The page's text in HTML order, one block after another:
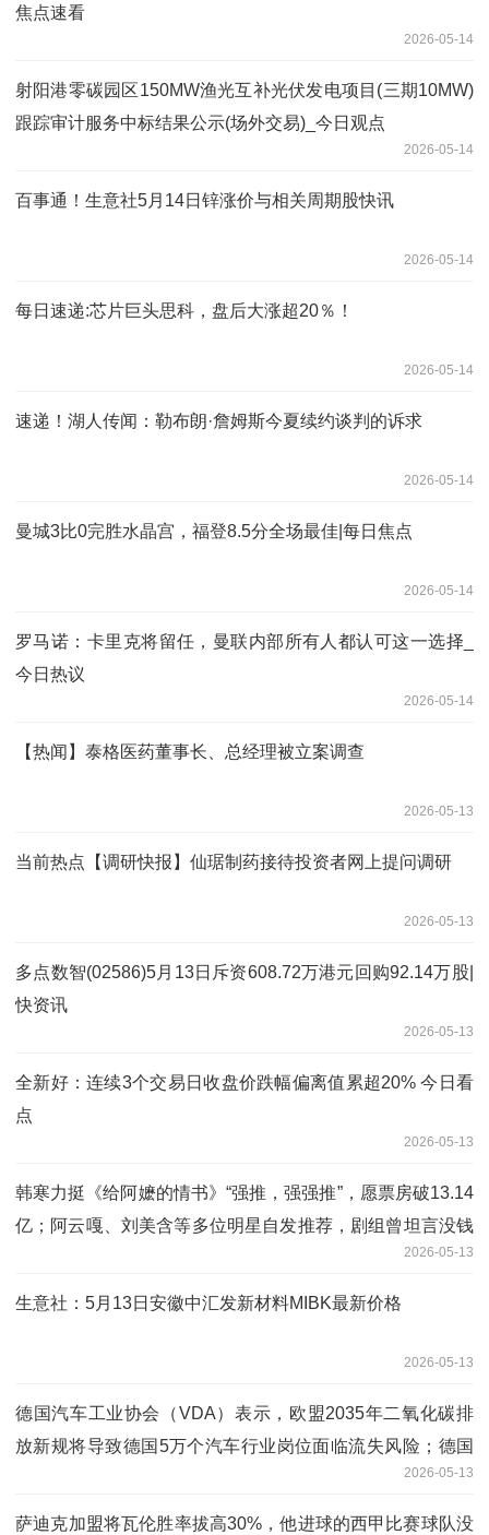
焦点速看
2026-05-14
射阳港零碳园区150MW渔光互补光伏发电项目(三期10MW)
跟踪审计服务中标结果公示(场外交易)_今日观点
2026-05-14
百事通！生意社5月14日锌涨价与相关周期股快讯
2026-05-14
每日速递:芯片巨头思科，盘后大涨超20％！
2026-05-14
速递！湖人传闻：勒布朗·詹姆斯今夏续约谈判的诉求
2026-05-14
曼城3比0完胜水晶宫，福登8.5分全场最佳|每日焦点
2026-05-14
罗马诺：卡里克将留任，曼联内部所有人都认可这一选择_
今日热议
2026-05-14
【热闻】泰格医药董事长、总经理被立案调查
2026-05-13
当前热点【调研快报】仙琚制药接待投资者网上提问调研
2026-05-13
多点数智(02586)5月13日斥资608.72万港元回购92.14万股|
快资讯
2026-05-13
全新好：连续3个交易日收盘价跌幅偏离值累超20% 今日看
点
2026-05-13
韩寒力挺《给阿嬷的情书》“强推，强强推”，愿票房破13.14
亿；阿云嘎、刘美含等多位明星自发推荐，剧组曾坦言没钱
2026-05-13
生意社：5月13日安徽中汇发新材料MIBK最新价格
2026-05-13
德国汽车工业协会（VDA）表示，欧盟2035年二氧化碳排
放新规将导致德国5万个汽车行业岗位面临流失风险；德国
2026-05-13
萨迪克加盟将瓦伦胜率拔高30%，他进球的西甲比赛球队没